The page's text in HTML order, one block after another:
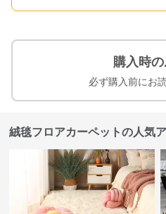
購入時
必ず購入前にお
絨毯フロアカーペットの人気